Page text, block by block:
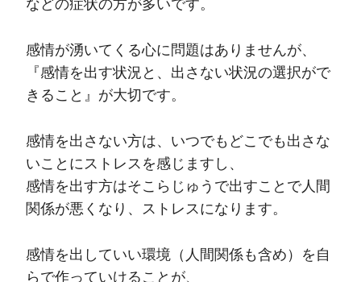
などの症状の方が多いです。
感情が湧いてくる心に問題はありませんが、
『感情を出す状況と、出さない状況の選択がで
きること』が大切です。
感情を出さない方は、いつでもどこでも出さな
いことにストレスを感じますし、
感情を出す方はそこらじゅうで出すことで人間
関係が悪くなり、ストレスになります。
感情を出していい環境（人間関係も含め）を自
らで作っていけることが、